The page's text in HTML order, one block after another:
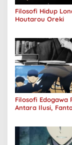
Filosofi Hidup
Houtarou Oreki
Filosofi Edogawa
Antara Ilusi,